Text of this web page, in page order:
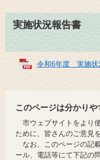
実施状況報告書
令和6年度 実施状
このページは分かりや
市ウェブサイトをより
ために、皆さんのご意見
なお、このページの記
ール、電話等にて下記の